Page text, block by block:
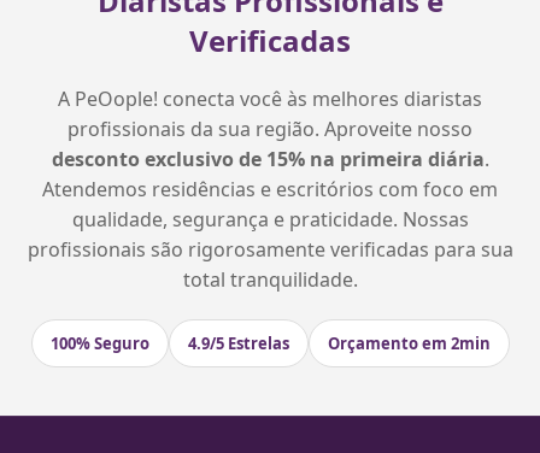
Verificadas
A PeOople! conecta você às melhores diaristas
profissionais da sua região. Aproveite nosso
desconto exclusivo de 15% na primeira diária.
Atendemos residências e escritórios com foco em
qualidade, segurança e praticidade. Nossas
profissionais são rigorosamente verificadas para sua
total tranquilidade.
100% Seguro 4.9/5 Estrelas Orçamento em 2min